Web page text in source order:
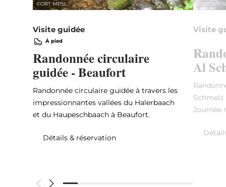
©ORT MPSL
Visite guidée
À pied
Randonnée circulaire
guidée - Beaufort
Randonnée circulaire guidée à travers les
impressionnantes vallées du Halerbaach
et du Haupeschbaach à Beaufort.
Détails & réservation
ORT
Visite
Al
Schmelz
Journée